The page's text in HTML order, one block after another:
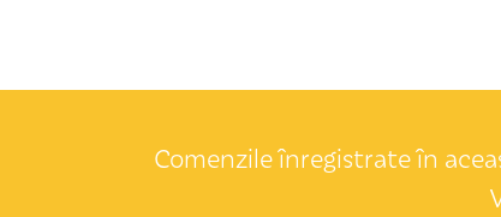
Comenzile înregistrate în